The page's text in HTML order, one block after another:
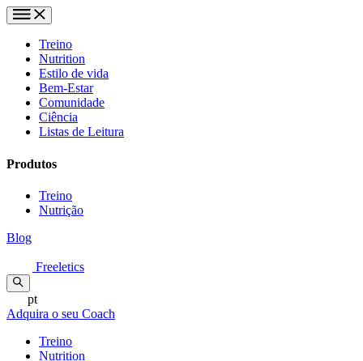
Treino
Nutrition
Estilo de vida
Bem-Estar
Comunidade
Ciência
Listas de Leitura
Produtos
Treino
Nutrição
Blog
Freeletics
pt
Adquira o seu Coach
Treino
Nutrition